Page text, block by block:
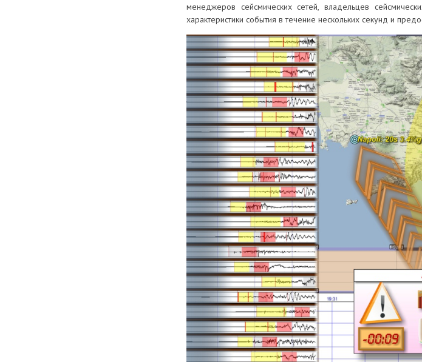
менеджеров сейсмических сетей, владельцев
характеристики события в течение нескольких секунд и